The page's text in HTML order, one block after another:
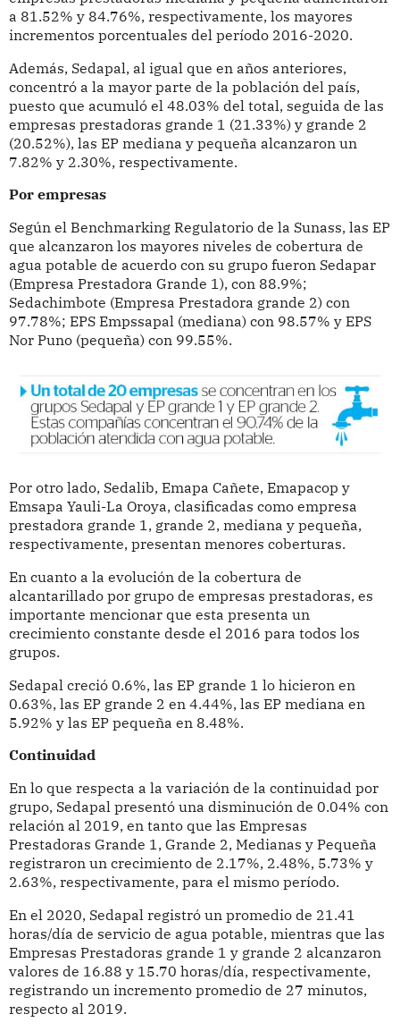
a 81.52% y 84.76%, respectivamente, los mayores
incrementos porcentuales del período 2016-2020.
Además, Sedapal, al igual que en años anteriores,
concentró a la mayor parte de la población del país,
puesto que acumuló el 48.03% del total, seguida de las
empresas prestadoras grande 1 (21.33%) y grande 2
(20.52%), las EP mediana y pequeña alcanzaron un
7.82% y 2.30%, respectivamente.
Por empresas
Según el Benchmarking Regulatorio de la Sunass, las EP
que alcanzaron los mayores niveles de cobertura de
agua potable de acuerdo con su grupo fueron Sedapar
(Empresa Prestadora Grande 1), con 88.9%;
Sedachimbote (Empresa Prestadora grande 2) con
97.78%; EPS Empssapal (mediana) con 98.57% y EPS
Nor Puno (pequeña) con 99.55%.
Por otro lado, Sedalib, Emapa Cañete, Emapacop y
Emsapa Yauli-La Oroya, clasificadas como empresa
prestadora grande 1, grande 2, mediana y pequeña,
respectivamente, presentan menores coberturas.
En cuanto a la evolución de la cobertura de
alcantarillado por grupo de empresas prestadoras, es
importante mencionar que esta presenta un
crecimiento constante desde el 2016 para todos los
grupos.
Sedapal creció 0.6%, las EP grande 1 lo hicieron en
0.63%, las EP grande 2 en 4.44%, las EP mediana en
5.92% y las EP pequeña en 8.48%.
Continuidad
En lo que respecta a la variación de la continuidad por
grupo, Sedapal presentó una disminución de 0.04% con
relación al 2019, en tanto que las Empresas
Prestadoras Grande 1, Grande 2, Medianas y Pequeña
registraron un crecimiento de 2.17%, 2.48%, 5.73% y
2.63%, respectivamente, para el mismo período.
En el 2020, Sedapal registró un promedio de 21.41
horas/día de servicio de agua potable, mientras que las
Empresas Prestadoras grande 1 y grande 2 alcanzaron
valores de 16.88 y 15.70 horas/día, respectivamente,
registrando un incremento promedio de 27 minutos,
respecto al 2019.